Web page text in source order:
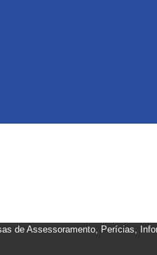
de Assessoramento, Perícias,